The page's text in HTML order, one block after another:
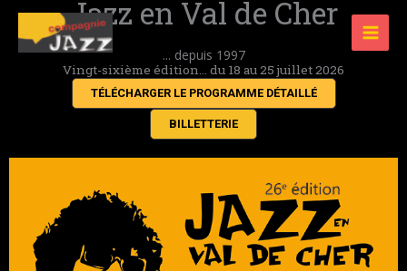
Aller
contenu
Jazz en Val de Cher
... depuis 1997
Vingt-sixième édition... du 18 au 25 juillet 2026
TÉLÉCHARGER LE PROGRAMME DÉTAILLÉ
BILLETTERIE